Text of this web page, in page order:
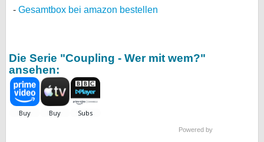
Gesamtbox bei amazon bestellen
Die Serie "Coupling - Wer mit wem?"
ansehen:
Powered by